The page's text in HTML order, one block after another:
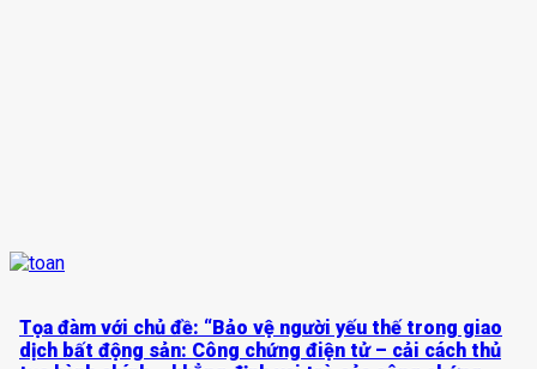
Tọa đàm với chủ đề: “Bảo vệ người yếu thế trong giao
dịch bất động sản: Công chứng điện tử – cải cách thủ